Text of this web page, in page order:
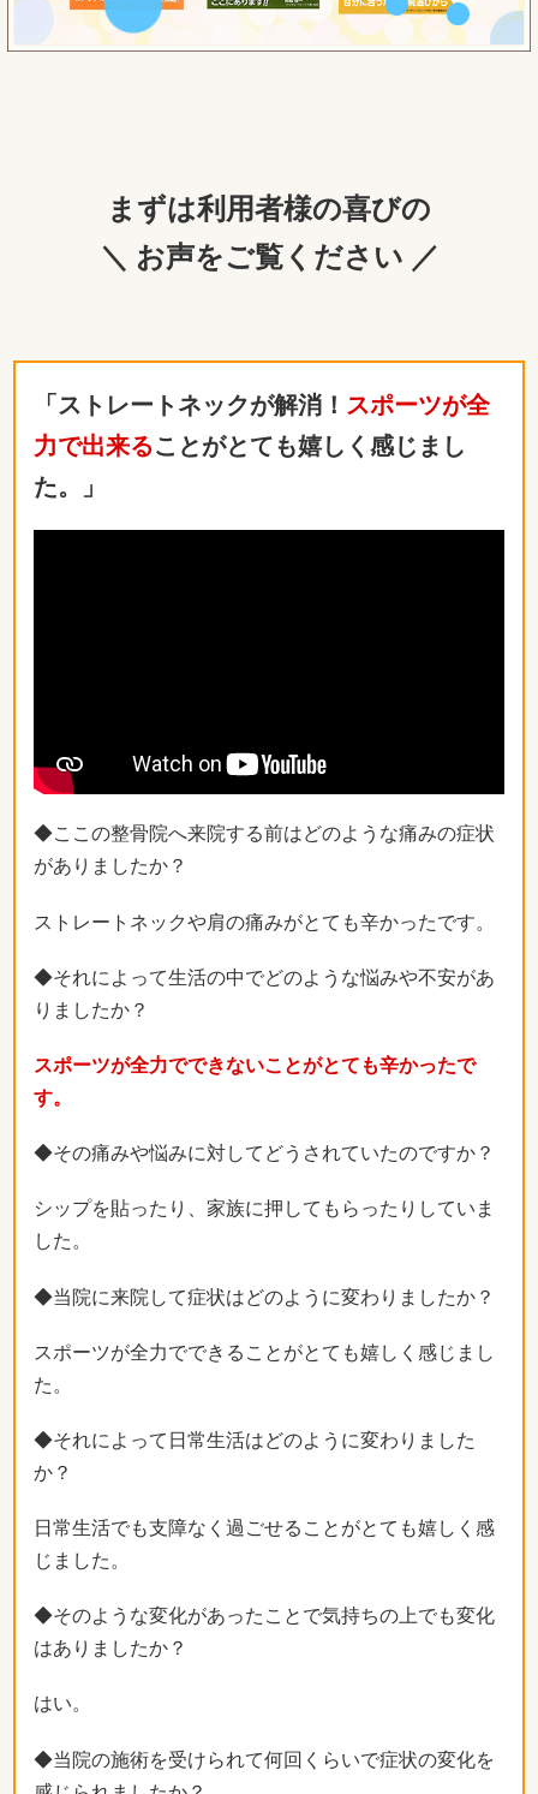
まずは利用者様の喜びの
＼ お声をご覧ください ／
「ストレートネックが解消！ スポーツが全
力で出来ることがとても嬉しく感じまし
た。」
◆ここの整骨院へ来院する前はどのような痛みの症状
がありましたか？
ストレートネックや肩の痛みがとても辛かったです。
◆それによって生活の中でどのような悩みや不安があ
りましたか？
スポーツが全力でできないことがとても辛かったで
す。
◆その痛みや悩みに対してどうされていたのですか？
シップを貼ったり、家族に押してもらったりしていま
した。
◆当院に来院して症状はどのように変わりましたか？
スポーツが全力でできることがとても嬉しく感じまし
た。
◆それによって日常生活はどのように変わりました
か？
日常生活でも支障なく過ごせることがとても嬉しく感
じました。
◆そのような変化があったことで気持ちの上でも変化
はありましたか？
はい。
◆当院の施術を受けられて何回くらいで症状の変化を